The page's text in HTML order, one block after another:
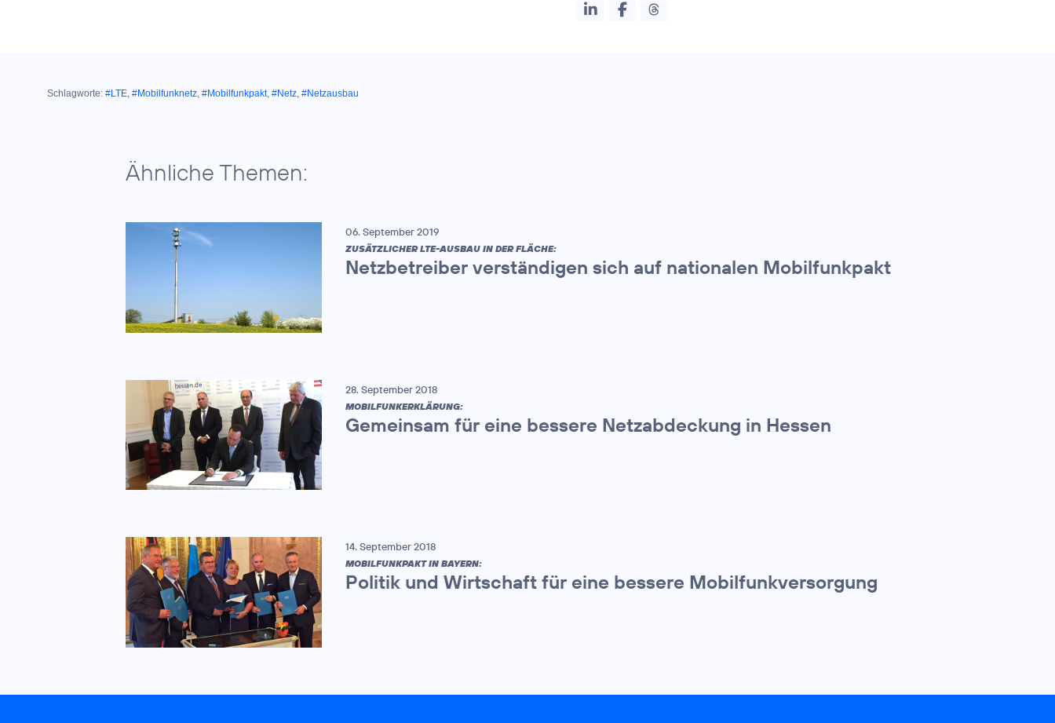
Schlagworte: #LTE, #Mobilfunknetz, #Mobilfunkpakt, #Netz, #Netzausbau
Ähnliche Themen:
06. September 2019
ZUSÄTZLICHER LTE-AUSBAU IN DER FLÄCHE:
Netzbetreiber verständigen sich auf nationalen Mobilfunkpakt
28. September 2018
MOBILFUNKERKLÄRUNG:
Gemeinsam für eine bessere Netzabdeckung in Hessen
14. September 2018
MOBILFUNKPAKT IN BAYERN:
Politik und Wirtschaft für eine bessere Mobilfunkversorgung